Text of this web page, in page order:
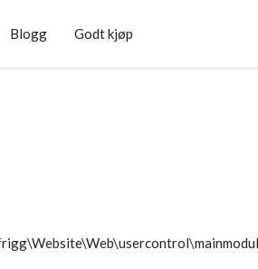
Blogg Godt kjøp